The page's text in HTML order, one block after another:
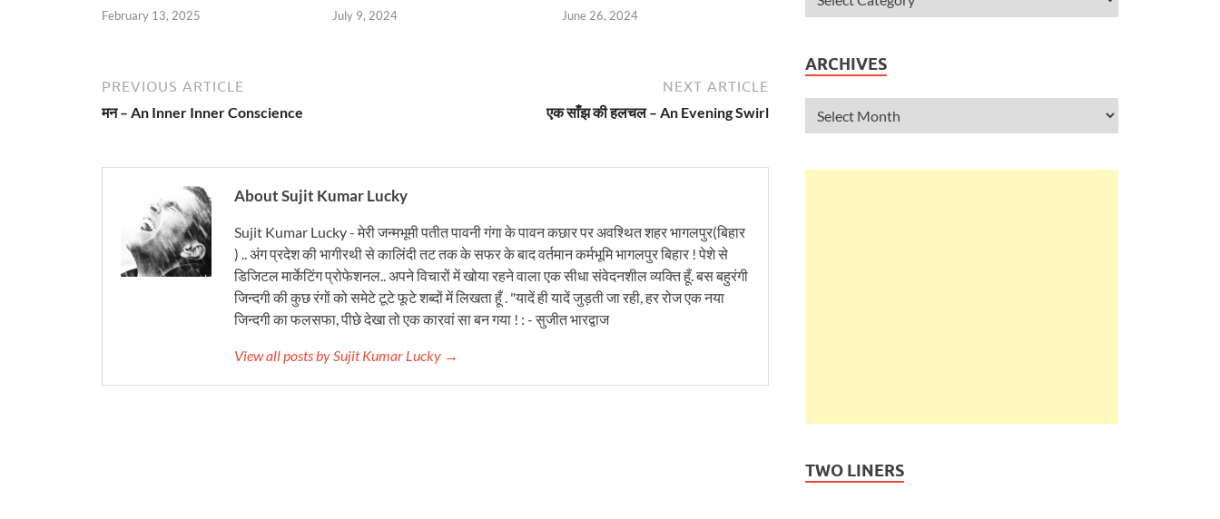
February 13, 2025 July 9, 2024 June 26, 2024
PREVIOUS ARTICLE
मन – An Inner Inner Conscience
NEXT ARTICLE
एक साँझ की हलचल – An Evening Swirl
About Sujit Kumar Lucky
Sujit Kumar Lucky - मेरी जन्मभूमी पतीत पावनी गंगा के पावन कछार पर अवश्थित शहर भागलपुर(बिहार
) .. अंग प्रदेश की भागीरथी से कालिंदी तट तक के सफर के बाद वर्तमान कर्मभूमि भागलपुर बिहार ! पेशे से
डिजिटल मार्केटिंग प्रोफेशनल.. अपने विचारों में खोया रहने वाला एक सीधा संवेदनशील व्यक्ति हूँ. बस बहुरंगी
जिन्दगी की कुछ रंगों को समेटे टूटे फूटे शब्दों में लिखता हूँ . "यादें ही यादें जुड़ती जा रही, हर रोज एक नया
जिन्दगी का फलसफा, पीछे देखा तो एक कारवां सा बन गया ! : - सुजीत भारद्वाज
View all posts by Sujit Kumar Lucky →
ARCHIVES
TWO LINERS